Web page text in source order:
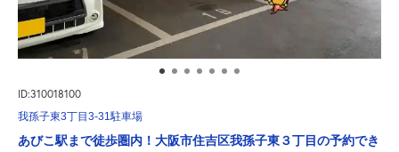
ID:310018100
我孫子東3丁目3-31駐車場
あびこ駅まで徒歩圏内！大阪市住吉区我孫子東３丁目の予約でき